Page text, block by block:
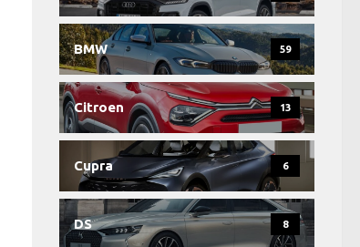
BMW 59
Citroen 13
Cupra 6
DS 8